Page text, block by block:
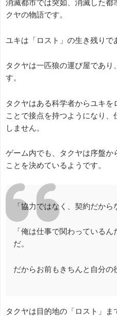
消滅都市では突如、消滅した都
クヤの物語です。
ユキは「ロスト」の生き残りで
タクヤは一匹狼の運び屋であ
す。
タクヤはある科学者からユキ
ことで接点を持つようになり
しません。
ゲーム内でも、タクヤは序盤か
ことを決めているようです。
「協力ではなく、契約だから
「俺は仕事で関わっている
だ。
だからお前もきちんと自分の
タクヤは目的地の「ロスト」ま